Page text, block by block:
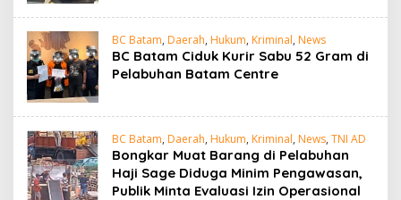
BC Batam, Daerah, Hukum, Kriminal, News
BC Batam Ciduk Kurir Sabu 52 Gram di
Pelabuhan Batam Centre
BC Batam, Daerah, Hukum, Kriminal, News, TNI AD
Bongkar Muat Barang di Pelabuhan
Haji Sage Diduga Minim Pengawasan,
Publik Minta Evaluasi Izin Operasional